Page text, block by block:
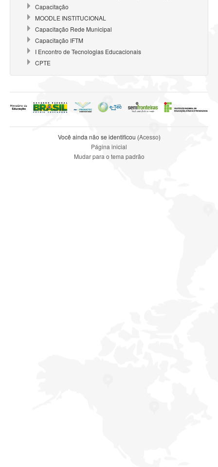
Capacitação
MOODLE INSTITUCIONAL
Capacitação Rede Municipal
Capacitação IFTM
I Encontro de Tecnologias Educacionais
CPTE
Você ainda não se identificou (Acesso)
Página inicial
Mudar para o tema padrão